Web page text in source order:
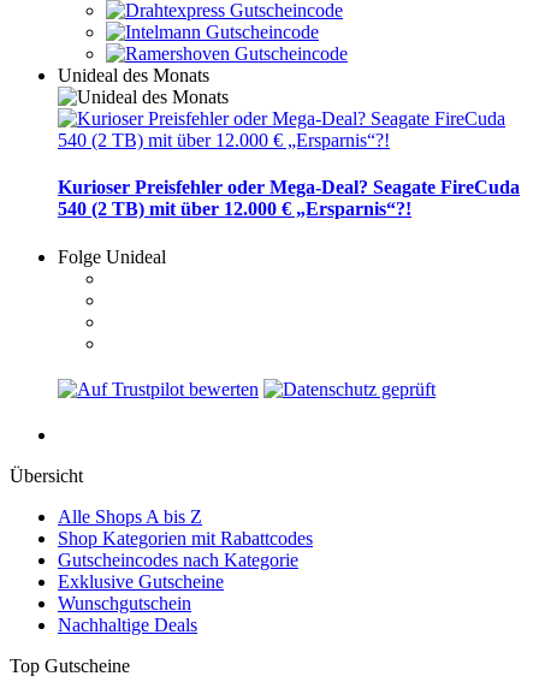
Unideal des Monats
Kurioser Preisfehler oder Mega-Deal? Seagate FireCuda
540 (2 TB) mit über 12.000 € „Ersparnis“?!
Folge Unideal
Übersicht
Alle Shops A bis Z
Shop Kategorien mit Rabattcodes
Gutscheincodes nach Kategorie
Exklusive Gutscheine
Wunschgutschein
Nachhaltige Deals
Top Gutscheine